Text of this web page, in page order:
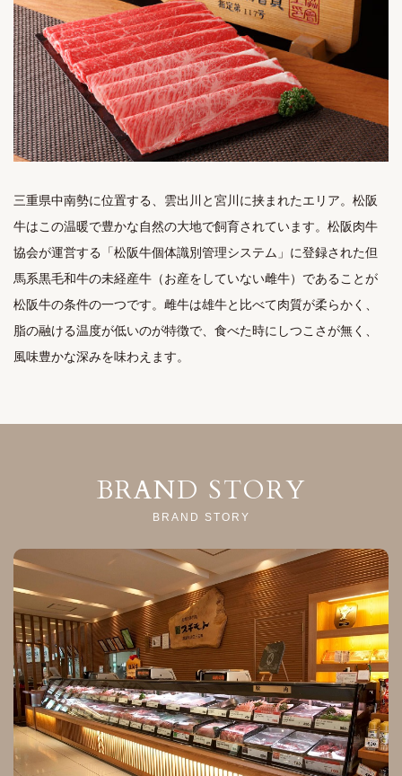
三重県中南勢に位置する、雲出川と宮川に挟まれたエリア。松阪
牛はこの温暖で豊かな自然の大地で飼育されています。松阪肉牛
協会が運営する「松阪牛個体識別管理システム」に登録された但
馬系黒毛和牛の未経産牛（お産をしていない雌牛）であることが
松阪牛の条件の一つです。雌牛は雄牛と比べて肉質が柔らかく、
脂の融ける温度が低いのが特徴で、食べた時にしつこさが無く、
風味豊かな深みを味わえます。
BRAND STORY
BRAND STORY